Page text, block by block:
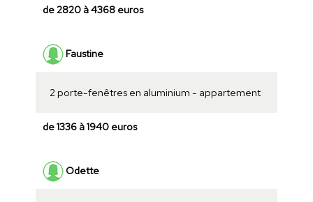
de 2820 à 4368 euros
Faustine
2 porte-fenêtres en aluminium - appartement
de 1336 à 1940 euros
Odette